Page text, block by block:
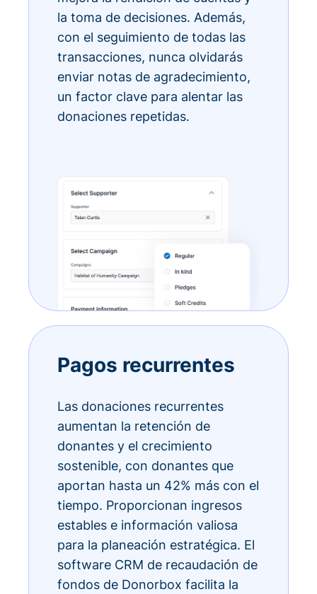
la toma de decisiones. Además,
con el seguimiento de todas las
transacciones, nunca olvidarás
enviar notas de agradecimiento,
un factor clave para alentar las
donaciones repetidas.
Pagos recurrentes
Las donaciones recurrentes
aumentan la retención de
donantes y el crecimiento
sostenible, con donantes que
aportan hasta un 42% más con el
tiempo. Proporcionan ingresos
estables e información valiosa
para la planeación estratégica. El
software CRM de recaudación de
fondos de Donorbox facilita la